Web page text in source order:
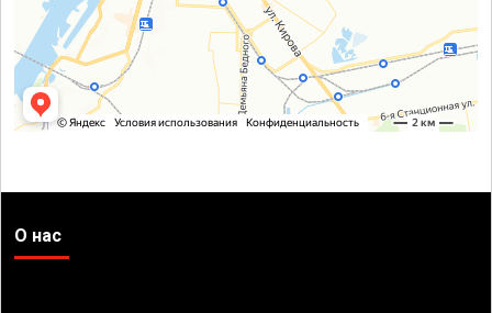
О нас